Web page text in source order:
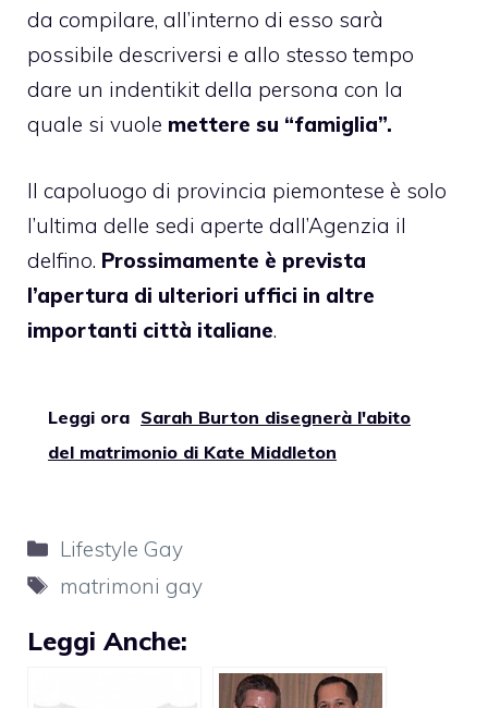
da compilare, all’interno di esso sarà
possibile descriversi e allo stesso tempo
dare un indentikit della persona con la
quale si vuole mettere su “famiglia”.
Il capoluogo di provincia piemontese è solo
l’ultima delle sedi aperte dall’Agenzia il
delfino. Prossimamente è prevista
l’apertura di ulteriori uffici in altre
importanti città italiane.
Leggi ora Sarah Burton disegnerà l'abito
del matrimonio di Kate Middleton
Categorie
Lifestyle Gay
Tag
matrimoni gay
Leggi Anche: